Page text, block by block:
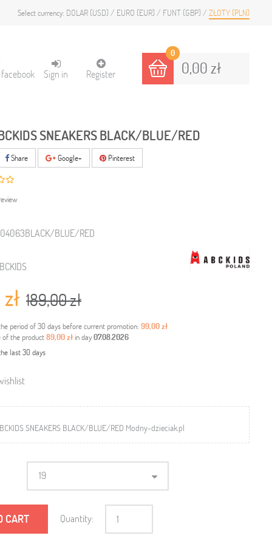
Select currency: DOLAR (USD) EURO (EUR) FUNT (GBP) ZŁOTY (PLN)
0
0,00 zł
Sign in Register
SNEAKERS BLACK/BLUE/RED
Share Google+ Pinterest
BLUE/RED
189,00 zł
period of 30 days before current promotion: 99,00 zł
of the product89,00 złin day07.08.2026
last 30 days
SNEAKERS BLACK/BLUE/RED Modny-dzieciak.pl
19
CART Quantity: